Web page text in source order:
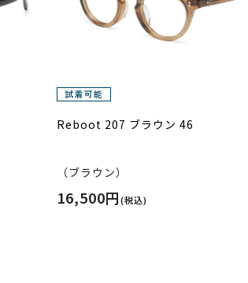
Reboot 207 ブラウン 46
（ブラウン）
16,500円(税込)